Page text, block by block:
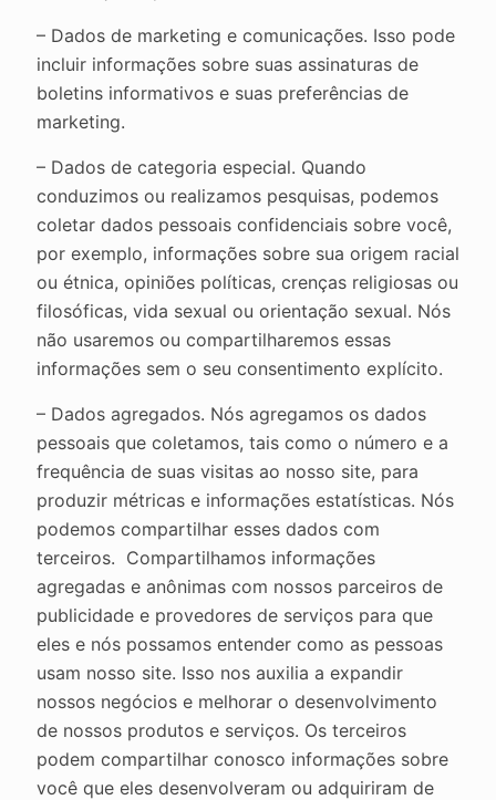
– Dados de marketing e comunicações. Isso pode
incluir informações sobre suas assinaturas de
boletins informativos e suas preferências de
marketing.
– Dados de categoria especial. Quando
conduzimos ou realizamos pesquisas, podemos
coletar dados pessoais confidenciais sobre você,
por exemplo, informações sobre sua origem racial
ou étnica, opiniões políticas, crenças religiosas ou
filosóficas, vida sexual ou orientação sexual. Nós
não usaremos ou compartilharemos essas
informações sem o seu consentimento explícito.
– Dados agregados. Nós agregamos os dados
pessoais que coletamos, tais como o número e a
frequência de suas visitas ao nosso site, para
produzir métricas e informações estatísticas. Nós
podemos compartilhar esses dados com
terceiros. Compartilhamos informações
agregadas e anônimas com nossos parceiros de
publicidade e provedores de serviços para que
eles e nós possamos entender como as pessoas
usam nosso site. Isso nos auxilia a expandir
nossos negócios e melhorar o desenvolvimento
de nossos produtos e serviços. Os terceiros
podem compartilhar conosco informações sobre
você que eles desenvolveram ou adquiriram de